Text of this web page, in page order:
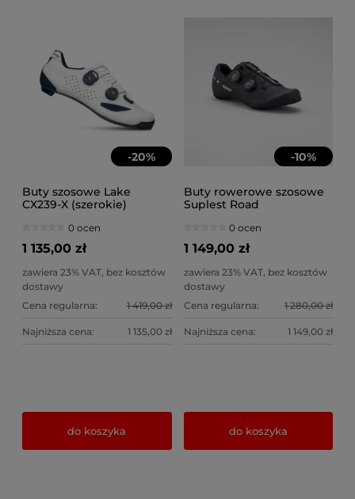
-20%
Buty szosowe Lake
CX239-X (szerokie)
0 ocen
1 135,00 zł
zawiera 23% VAT, bez kosztów
dostawy
Cena regularna:
1 419,00 zł
Najniższa cena: 1 135,00 zł
do koszyka
-10%
Buty rowerowe szosowe
Suplest Road
BOA L6 czarne
0 ocen
1 149,00 zł
zawiera 23% VAT, bez kosztów
dostawy
Cena regularna:
1 280,00 zł
Najniższa cena: 1 149,00 zł
do koszyka